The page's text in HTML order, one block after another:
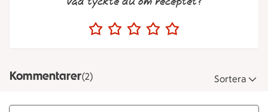
Kommentarer(2) Sortera